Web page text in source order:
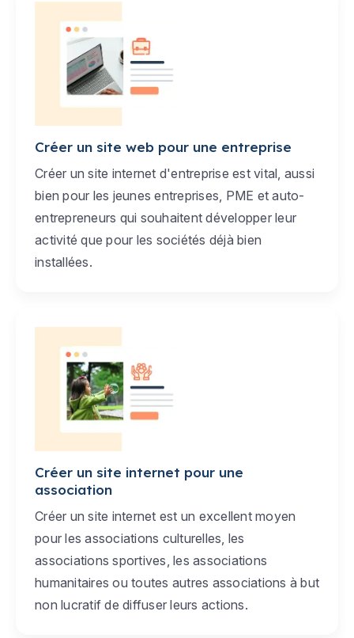
Créer un site web pour une entreprise
Créer un site internet d'entreprise est vital, aussi
bien pour les jeunes entreprises, PME et auto-
entrepreneurs qui souhaitent développer leur
activité que pour les sociétés déjà bien
installées.
Créer un site internet pour une
association
Créer un site internet est un excellent moyen
pour les associations culturelles, les
associations sportives, les associations
humanitaires ou toutes autres associations à but
non lucratif de diffuser leurs actions.